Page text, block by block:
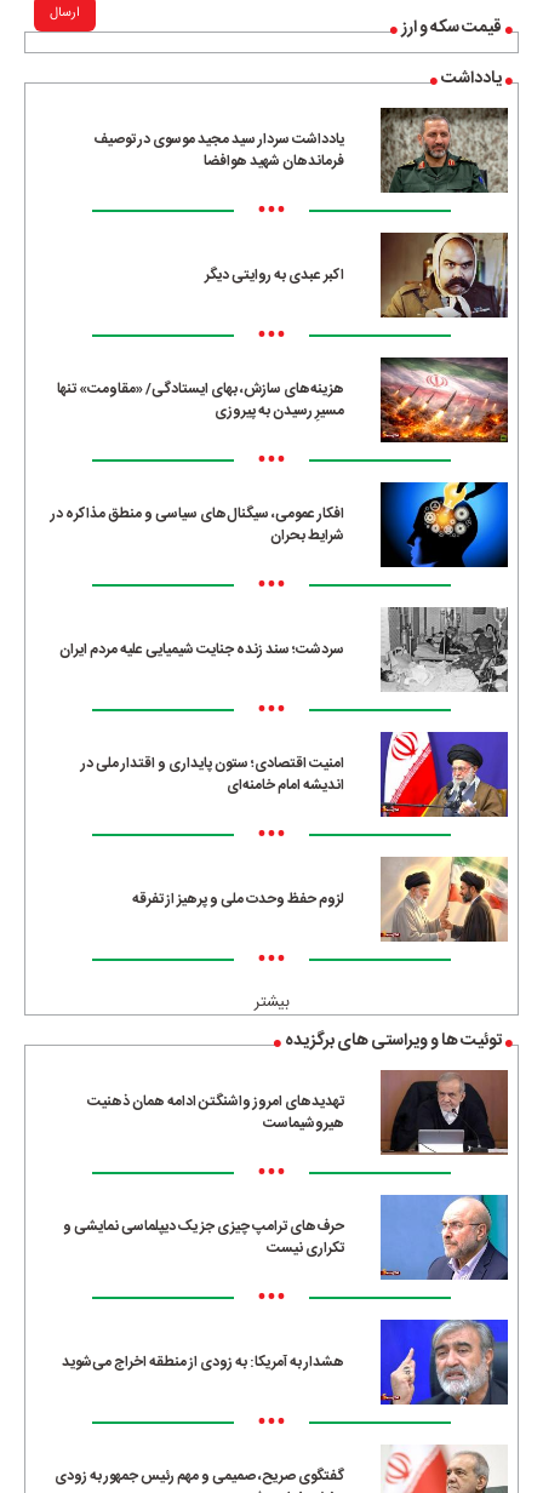
قیمت سکه و ارز
یادداشت
یادداشت سردار سید مجید موسوی در توصیف
فرماندهان شهید هوافضا
•••
اکبر عبدی به روایتی دیگر
•••
هزینه‌های سازش، بهای ایستادگی/ «مقاومت» تنها
مسیرِ رسیدن به پیروزی
•••
افکار عمومی، سیگنال‌های سیاسی و منطق مذاکره در
شرایط بحران
•••
سردشت؛ سند زنده جنایت شیمیایی علیه مردم ایران
•••
امنیت اقتصادی؛ ستون پایداری و اقتدار ملی در
اندیشه امام خامنه‌ای
•••
لزوم حفظ وحدت ملی و پرهیز از تفرقه
•••
بیشتر
توئیت ها و ویراستی های برگزیده
تهدیدهای امروز واشنگتن ادامه همان ذهنیت
هیروشیماست
•••
حرف‌های ترامپ چیزی جز یک دیپلماسی نمایشی و
تکراری نیست
•••
هشدار به آمریکا: به زودی از منطقه اخراج می‌شوید
•••
گفتگوی صریح، صمیمی و مهم رئیس جمهور به زودی
ارسال